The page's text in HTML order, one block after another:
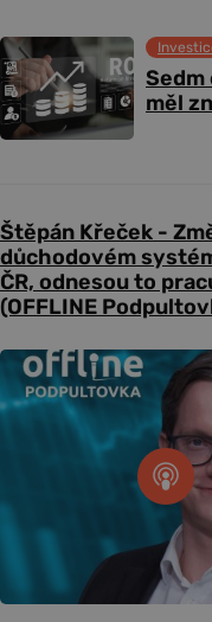
měl
Štěpán Křeček -
důchodovém
ČR, odnesou to
(OFFLINE